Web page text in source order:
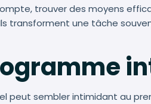
trouver des moyens
transforment une tâche
peut sembler intimidant au